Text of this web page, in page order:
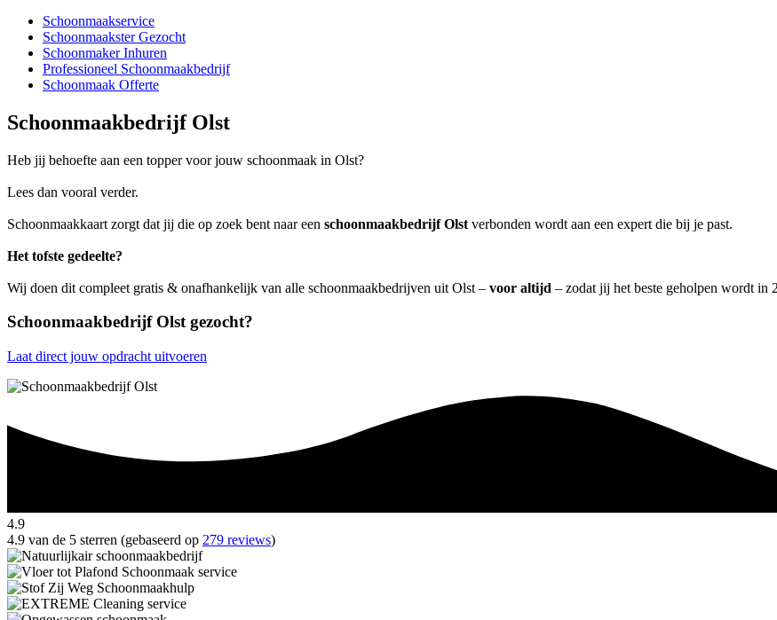
Schoonmaakservice
Schoonmaakster Gezocht
Schoonmaker Inhuren
Professioneel Schoonmaakbedrijf
Schoonmaak Offerte
Schoonmaakbedrijf Olst
Heb jij behoefte aan een topper voor jouw schoonmaak in Olst?
Lees dan vooral verder.
Schoonmaakkaart zorgt dat jij die op zoek bent naar een schoonmaakbedrijf Olst verbonden wordt aan een expert die bij je past.
Het tofste gedeelte?
Wij doen dit compleet gratis & onafhankelijk van alle schoonmaakbedrijven uit Olst – voor altijd – zodat jij het beste geholpen wordt in
Schoonmaakbedrijf Olst gezocht?
Laat direct jouw opdracht uitvoeren
4.9
4.9 van de 5 sterren (gebaseerd op 279 reviews)